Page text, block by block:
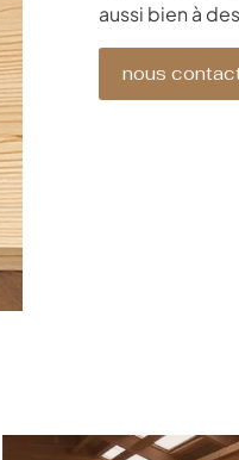
aussi bien à
nous